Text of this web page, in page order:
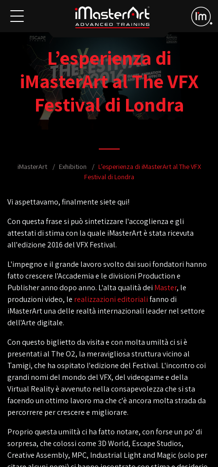
L’esperienza di
iMasterArt al The VFX
Festival di Londra
iMasterArt Exhibition
L’esperienza di iMasterArt al The VFX
Festival di Londra
Vi aspettavamo, finalmente siete qui!
Con questa frase si può sintetizzare l'accoglienza e gli
attestati di stima con la quale iMasterArt è stata ricevuta
all'edizione 2016 del VFX Festival.
L'impegno e il grande lavoro svolto dai suoi fondatori hanno
fatto crescere l'Accademia e le divisioni Production e
Publisher anno dopo anno. L'alta qualità dei Master, le
produzioni video, le realizzazioni editorialifanno di
iMasterArt una delle realtà internazionali leader nel settore
dell'Arte digitale.
Con questo biglietto da visita e con molta umiltà ci si è
presentati al The O2, la meravigliosa struttura vicino al
Tamigi, che ha ospitato l'edizione del Festival. L'incontro coi
grandi nomi del mondo del VFX, del videogame e della
Virtual Reality è avvenuto nella consapevolezza che si sta
facendo un ottimo lavoro ma che c'è ancora molta strada da
percorrere per crescere e migliorare.
Proprio questa umiltà ci ha fatto notare, con forse un po' di
sorpresa, che colossi come 3D World, Escape Studios,
Creative Assembly, MPC, Industrial Light and Magic (solo per